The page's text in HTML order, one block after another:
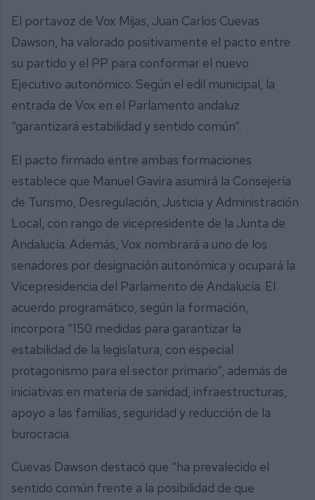
El portavoz de Vox Mijas, Juan Carlos Cuevas
Dawson, ha valorado positivamente el pacto entre
su partido y el PP para conformar el nuevo
Ejecutivo autonómico. Según el edil municipal, la
entrada de Vox en el Parlamento andaluz
“garantizará estabilidad y sentido común”.
El pacto firmado entre ambas formaciones
establece que Manuel Gavira asumirá la Consejería
de Turismo, Desregulación, Justicia y Administración
Local, con rango de vicepresidente de la Junta de
Andalucía. Además, Vox nombrará a uno de los
senadores por designación autonómica y ocupará la
Vicepresidencia del Parlamento de Andalucía. El
acuerdo programático, según la formación,
incorpora “150 medidas para garantizar la
estabilidad de la legislatura, con especial
protagonismo para el sector primario”, además de
iniciativas en materia de sanidad, infraestructuras,
apoyo a las familias, seguridad y reducción de la
burocracia.
Cuevas Dawson destacó que “ha prevalecido el
sentido común frente a la posibilidad de que